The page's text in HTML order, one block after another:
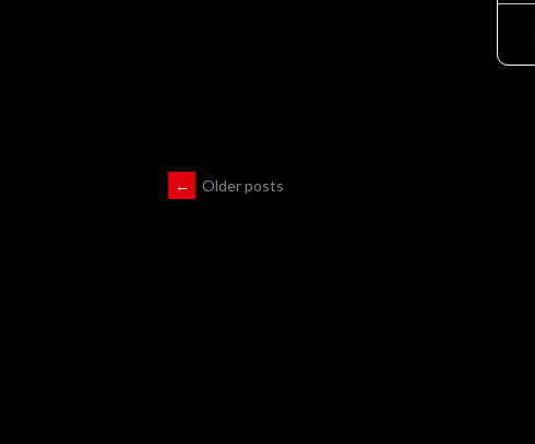
← Older posts